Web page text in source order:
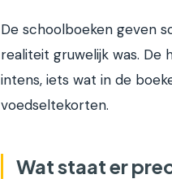
De schoolboeken geven
realiteit gruwelijk was. De
intens, iets wat in de
voedseltekorten.
Wat staat er